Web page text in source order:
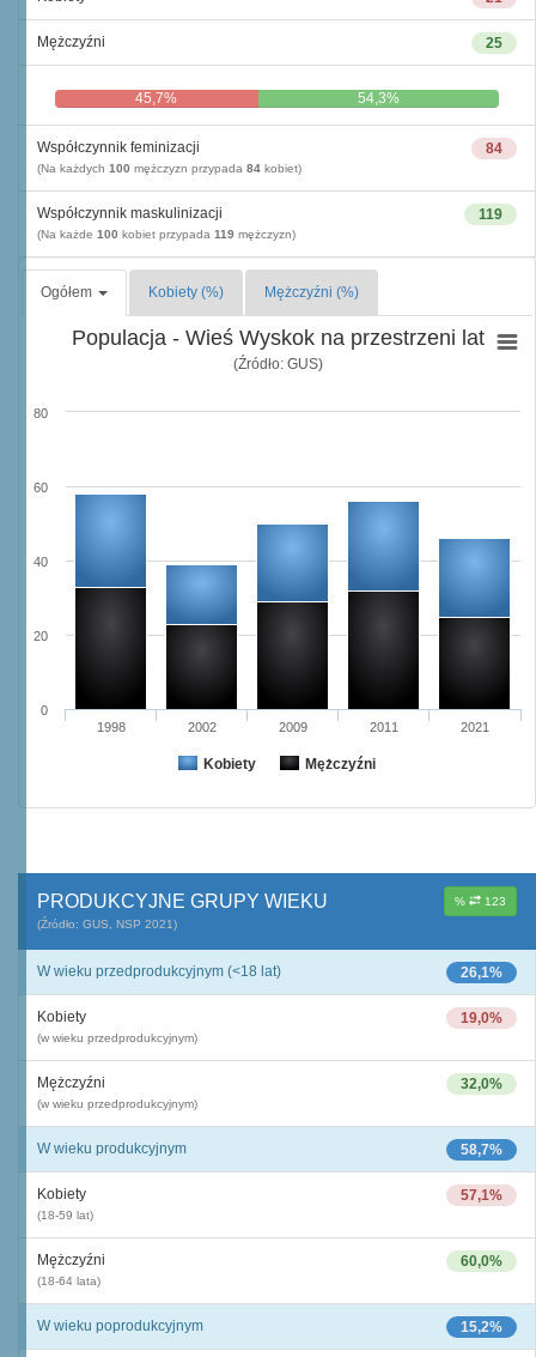
25
Mężczyźni
45,7% 54,3%
84
Współczynnik feminizacji
(Na każdych 100 mężczyzn przypada 84 kobiet)
119
Współczynnik maskulinizacji
(Na każde 100 kobiet przypada 119 mężczyzn)
Ogółem Kobiety (%) Mężczyźni (%)
Populacja - Wieś Wyskok na przestrzeni lat
(Źródło: GUS)
Kobiety Mężczyźni
1998 2002 2009 2011 2021
0
20
40
60
80
% 123
PRODUKCYJNE GRUPY WIEKU
(Źródło: GUS, NSP 2021)
26,1%
W wieku przedprodukcyjnym (<18 lat)
19,0%
Kobiety
(w wieku przedprodukcyjnym)
32,0%
Mężczyźni
(w wieku przedprodukcyjnym)
58,7%
W wieku produkcyjnym
57,1%
Kobiety
(18-59 lat)
60,0%
Mężczyźni
(18-64 lata)
15,2%
W wieku poprodukcyjnym